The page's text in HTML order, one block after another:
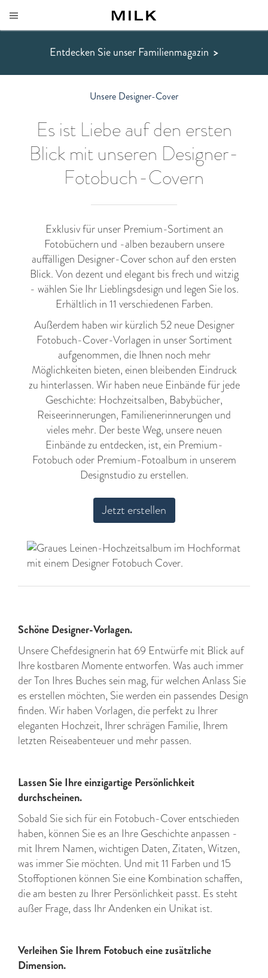
Entdecken Sie unser Familienmagazin >
Unsere Designer-Cover
Es ist Liebe auf den ersten
Blick mit unseren Designer-
Fotobuch-Covern
Exklusiv für unser Premium-Sortiment an
Fotobüchern und -alben bezaubern unsere
auffälligen Designer-Cover schon auf den ersten
Blick. Von dezent und elegant bis frech und witzig
- wählen Sie Ihr Lieblingsdesign und legen Sie los.
Erhältlich in 11 verschiedenen Farben.
Außerdem haben wir kürzlich 52 neue Designer
Fotobuch-Cover-Vorlagen in unser Sortiment
aufgenommen, die Ihnen noch mehr
Möglichkeiten bieten, einen bleibenden Eindruck
zu hinterlassen. Wir haben neue Einbände für jede
Geschichte: Hochzeitsalben, Babybücher,
Reiseerinnerungen, Familienerinnerungen und
vieles mehr. Der beste Weg, unsere neuen
Einbände zu entdecken, ist, ein Premium-
Fotobuch oder Premium-Fotoalbum in unserem
Designstudio zu erstellen.
Jetzt erstellen
Schöne Designer-Vorlagen.
Unsere Chefdesignerin hat 69 Entwürfe mit Blick auf
Ihre kostbaren Momente entworfen. Was auch immer
der Ton Ihres Buches sein mag, für welchen Anlass Sie
es erstellen möchten, Sie werden ein passendes Design
finden. Wir haben Vorlagen, die perfekt zu Ihrer
eleganten Hochzeit, Ihrer schrägen Familie, Ihrem
letzten Reiseabenteuer und mehr passen.
Lassen Sie Ihre einzigartige Persönlichkeit
durchscheinen.
Sobald Sie sich für ein Fotobuch-Cover entschieden
haben, können Sie es an Ihre Geschichte anpassen -
mit Ihrem Namen, wichtigen Daten, Zitaten, Witzen,
was immer Sie möchten. Und mit 11 Farben und 15
Stoffoptionen können Sie eine Kombination schaffen,
die am besten zu Ihrer Persönlichkeit passt. Es steht
außer Frage, dass Ihr Andenken ein Unikat ist.
Verleihen Sie Ihrem Fotobuch eine zusätzliche
Dimension.